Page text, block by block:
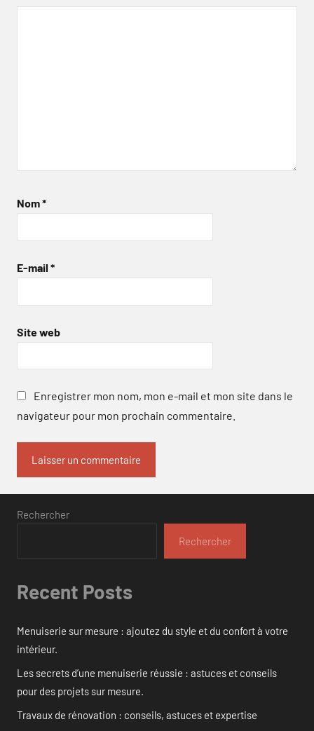
Nom*
E-mail *
Site web
Enregistrer mon nom, mon e-mail et mon site dans le
navigateur pour mon prochain commentaire.
Rechercher
Rechercher
Recent Posts
Menuiserie sur mesure : ajoutez du style et du confort à votre
intérieur.
Les secrets d’une menuiserie réussie : astuces et conseils
pour des projets sur mesure.
Travaux de rénovation : conseils, astuces et expertise